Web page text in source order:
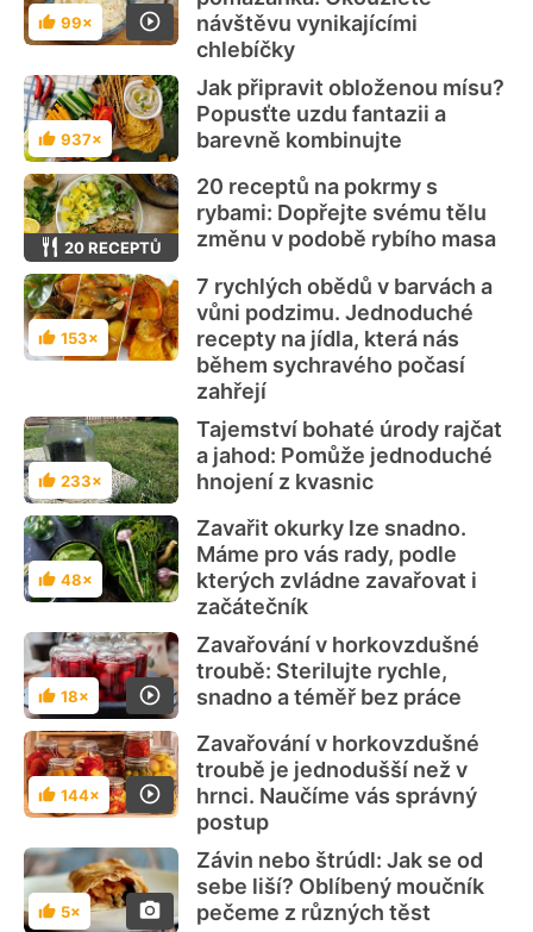
Hodnocení
99×
návštěvu vynikajícími
chlebíčky
Hodnocení
937×
Jak připravit obloženou mísu?
Popusťte uzdu fantazii a
barevně kombinujte
20 RECEPTŮ
20 receptů na pokrmy s
rybami: Dopřejte svému tělu
změnu v podobě rybího masa
Hodnocení
153×
7 rychlých obědů v barvách a
vůni podzimu. Jednoduché
recepty na jídla, která nás
během sychravého počasí
zahřejí
Hodnocení
233×
Tajemství bohaté úrody rajčat
a jahod: Pomůže jednoduché
hnojení z kvasnic
Hodnocení
48×
Zavařit okurky lze snadno.
Máme pro vás rady, podle
kterých zvládne zavařovat i
začátečník
Hodnocení
18×
Zavařování v horkovzdušné
troubě: Sterilujte rychle,
snadno a téměř bez práce
Hodnocení
144×
Zavařování v horkovzdušné
troubě je jednodušší než v
hrnci. Naučíme vás správný
postup
Hodnocení
5×
Závin nebo štrúdl: Jak se od
sebe liší? Oblíbený moučník
pečeme z různých těst